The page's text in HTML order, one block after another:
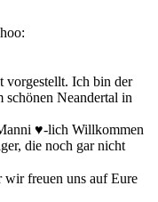
vorgestellt. Ich bin der
schönen Neandertal in
♥️-lich Willkommen
die noch gar nicht
wir freuen uns auf Eure